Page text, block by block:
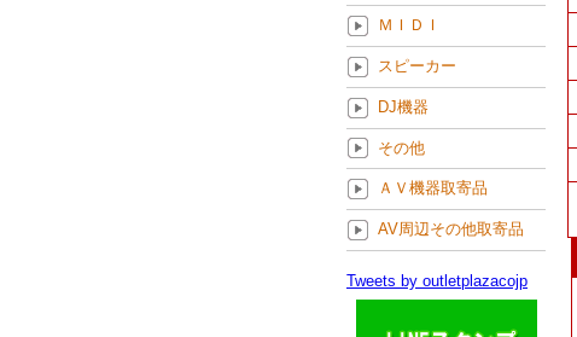
ＭＩＤＩ
スピーカー
DJ機器
その他
ＡＶ機器取寄品
AV周辺その他取寄品
Tweets by outletplazacojp